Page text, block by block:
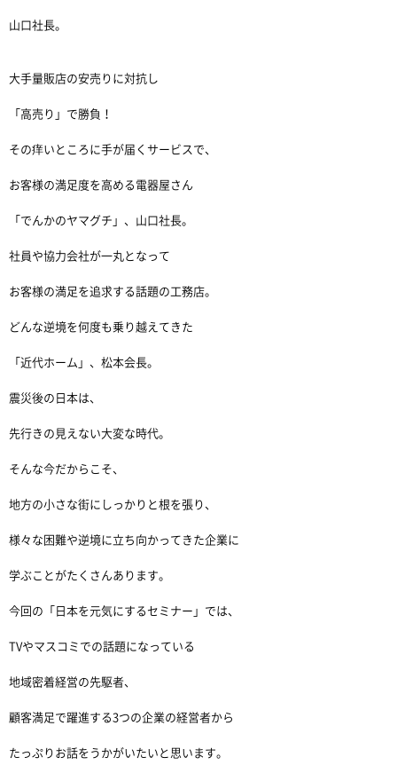
山口社長。
大手量販店の安売りに対抗し
「高売り」で勝負！
その痒いところに手が届くサービスで、
お客様の満足度を高める電器屋さん
「でんかのヤマグチ」、山口社長。
社員や協力会社が一丸となって
お客様の満足を追求する話題の工務店。
どんな逆境を何度も乗り越えてきた
「近代ホーム」、松本会長。
震災後の日本は、
先行きの見えない大変な時代。
そんな今だからこそ、
地方の小さな街にしっかりと根を張り、
様々な困難や逆境に立ち向かってきた企業に
学ぶことがたくさんあります。
今回の「日本を元気にするセミナー」では、
TVやマスコミでの話題になっている
地域密着経営の先駆者、
顧客満足で躍進する3つの企業の経営者から
たっぷりお話をうかがいたいと思います。